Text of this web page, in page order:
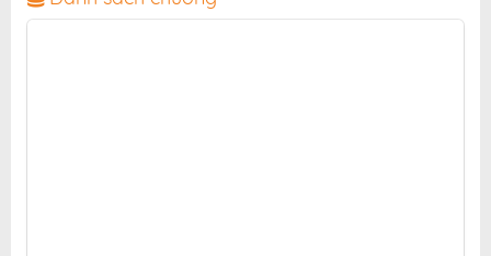
hoàn toàn miễn phí cho độc giả yêu thích truyện tranh